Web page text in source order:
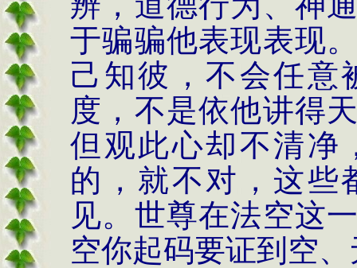
于骗骗他表现表现
己知彼，不会任意
度，不是依他讲得
但观此心却不清净
的，就不对，这些
见。世尊在法空这
空你起码要证到空